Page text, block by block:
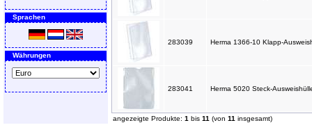
Sprachen
Währungen
283039 Herma 1366-10 Klapp-
283041 Herma 5020 Steck-
angezeigte Produkte: 1 bis 11 (von 11 insgesamt)